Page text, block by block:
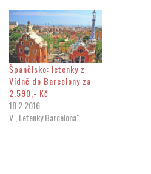
Španělsko: letenky z
Vídně do Barcelony za
2.590,- Kč
18.2.2016
V „Letenky Barcelona“